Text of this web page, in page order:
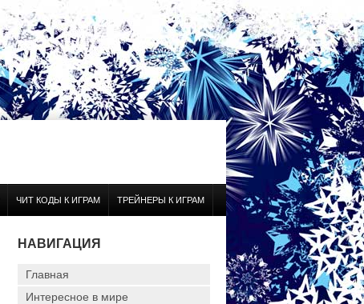
ЧИТ КОДЫ К ИГРАМ ТРЕЙНЕРЫ К ИГРАМ
НАВИГАЦИЯ
Главная
Интересное в мире